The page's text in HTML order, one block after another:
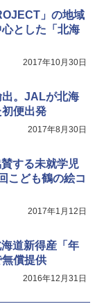
計・移動から読み
テント ブラックコ
メッシュ 3-4人用
ント エクルベージ
ン 山善] 傘みたいに
テント キューブワ
ティング フルクロ
本製 固まらない 1
個セット)
ト 透けない【換気
UVカット 防水 防災
ブルー)
」の地域
とした「北海
2017年10月30日
出。JALが北海
便出発
2017年8月30日
する未就学児
こども鶴の絵コ
2017年1月12日
道新得産「年
償提供
2016年12月31日